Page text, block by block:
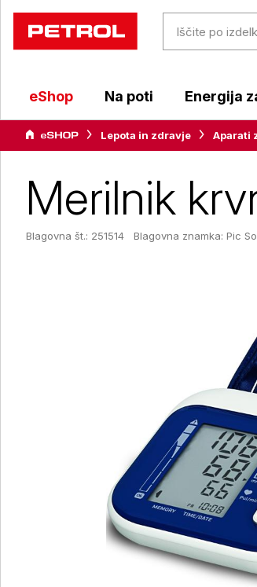
eShop Na poti Energija
Lepota in zdravje Aparati
Merilnik
Blagovna št.: 251514 Blagovna znamka: Pic